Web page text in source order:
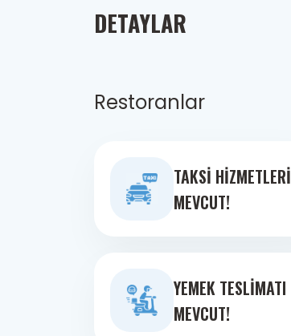
DETAYLAR
Restoranlar
TAKSI HIZMETLERI
MEVCUT!
YEMEK TESLIMATI
MEVCUT!